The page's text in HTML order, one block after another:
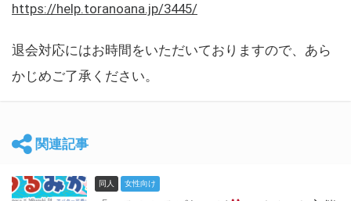
https://help.toranoana.jp/3445/
退会対応にはお時間をいただいておりますので、あら
かじめご了承ください。
関連記事
同人 女性向け